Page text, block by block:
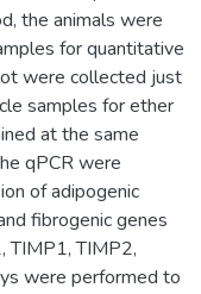
the animals were
for quantitative
were collected just
samples for ether
at the same
qPCR were
of adipogenic
fibrogenic genes
TIMP1, TIMP2,
were performed to